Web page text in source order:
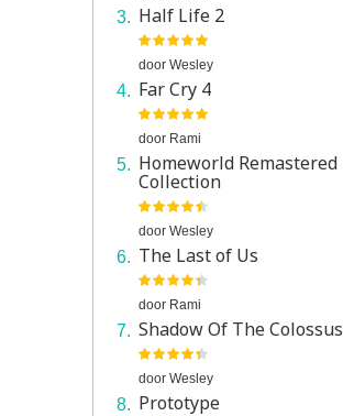
Half Life 2
door Wesley
Far Cry 4
door Rami
Homeworld Remastered
Collection
door Wesley
The Last of Us
door Rami
Shadow Of The Colossus
door Wesley
Prototype